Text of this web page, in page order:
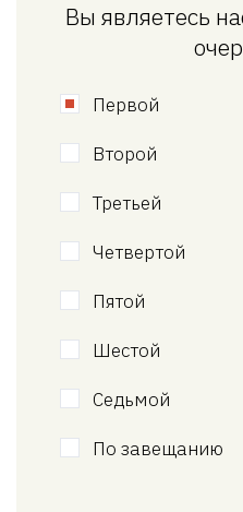
Вы являетесь
Первой
Второй
Третьей
Четвертой
Пятой
Шестой
Седьмой
По завещанию